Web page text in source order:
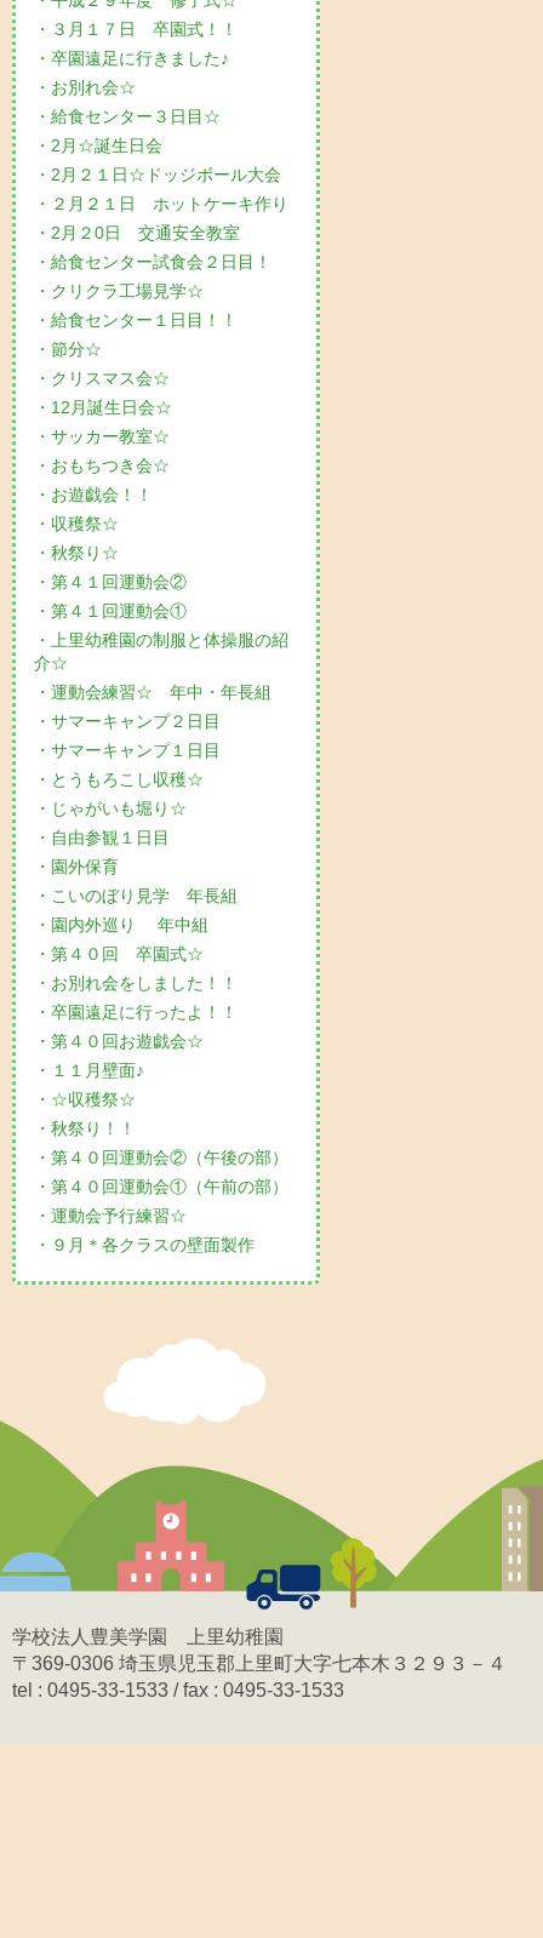
・３月１７日 卒園式！！
・卒園遠足に行きました♪
・お別れ会☆
・給食センター３日目☆
・2月☆誕生日会
・2月２１日☆ドッジボール大会
・２月２１日 ホットケーキ作り
・2月２0日 交通安全教室
・給食センター試食会２日目！
・クリクラ工場見学☆
・給食センター１日目！！
・節分☆
・クリスマス会☆
・12月誕生日会☆
・サッカー教室☆
・おもちつき会☆
・お遊戯会！！
・収穫祭☆
・秋祭り☆
・第４１回運動会②
・第４１回運動会①
・上里幼稚園の制服と体操服の紹
介☆
・運動会練習☆ 年中・年長組
・サマーキャンプ２日目
・サマーキャンプ１日目
・とうもろこし収穫☆
・じゃがいも堀り☆
・自由参観１日目
・園外保育
・こいのぼり見学 年長組
・園内外巡り 年中組
・第４０回 卒園式☆
・お別れ会をしました！！
・卒園遠足に行ったよ！！
・第４０回お遊戯会☆
・１１月壁面♪
・☆収穫祭☆
・秋祭り！！
・第４０回運動会②（午後の部）
・第４０回運動会①（午前の部）
・運動会予行練習☆
・９月＊各クラスの壁面製作
学校法人豊美学園 上里幼稚園
〒369-0306 埼玉県児玉郡上里町大字七本木３２９３－４
tel : 0495-33-1533 / fax : 0495-33-1533